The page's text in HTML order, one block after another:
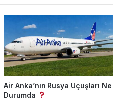
Air Anka’nın Rusya Uçuşları Ne
Durumda